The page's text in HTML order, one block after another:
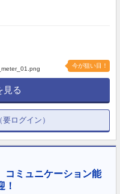
今が狙い目！
見る
ログイン）
コミュニケーション能
！